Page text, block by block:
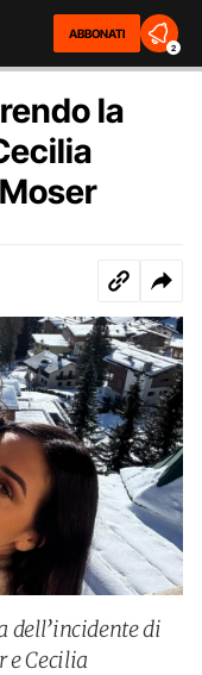
ABBONATI
2
la
dell’incidente di
e Cecilia